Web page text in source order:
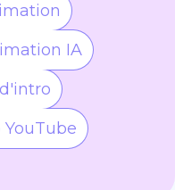
IA
YouTube